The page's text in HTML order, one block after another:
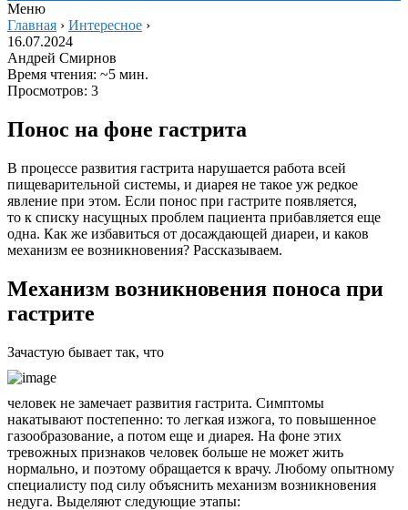
Меню
Главная › Интересное ›
16.07.2024
Андрей Смирнов
Время чтения: ~5 мин.
Просмотров: 3
Понос на фоне гастрита
В процессе развития гастрита нарушается работа всей
пищеварительной системы, и диарея не такое уж редкое
явление при этом. Если понос при гастрите появляется,
то к списку насущных проблем пациента прибавляется еще
одна. Как же избавиться от досаждающей диареи, и каков
механизм ее возникновения? Рассказываем.
Механизм возникновения поноса при
гастрите
Зачастую бывает так, что
человек не замечает развития гастрита. Симптомы
накатывают постепенно: то легкая изжога, то повышенное
газообразование, а потом еще и диарея. На фоне этих
тревожных признаков человек больше не может жить
нормально, и поэтому обращается к врачу. Любому опытному
специалисту под силу объяснить механизм возникновения
недуга. Выделяют следующие этапы: